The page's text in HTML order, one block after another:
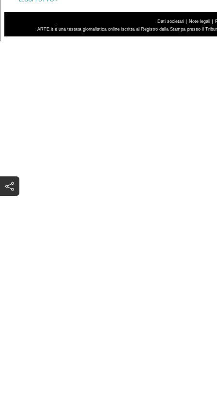
Dati societari Note legali
ARTE.it è una testata giornalistica online iscritta al Registro della Stampa presso il